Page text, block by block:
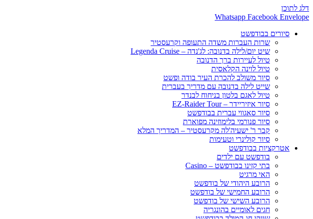
דלג לתוכן
Whatsapp Facebook Envelope
סיורים בבודפשט
שרות העברות משדה התעופה וקרעסטיר
שיט יום/לילה בדנובה: לג'נדה – Legenda Cruise
טיול לעיירות ברך הדנובה
טיול לוינה הקלאסית
סיור משולב להכרת העיר בודה ופשט
שייט לילה בדנובה עם מדריך בעברית
טיול לאגם בלטון בניחוח לבנדר
סיור איזיריידר – EZ-Raider Tour
סיור סאגווי עברית בבודפשט
סיור פנורמי בלימוזינה מפוארת
קבר ר' ישעיה'לה מקרעסטיר – המדריך המלא
סיור קולינרי וטעימות
אטרקציות בבודפשט
בודפשט עם ילדים
בתי קזינו בבודפשט – Casino
האי מרגיט
הרובע היהודי של בודפשט
הרובע החמישי של בודפשט
הרובע השישי של בודפשט
חגים לאומיים בהונגריה